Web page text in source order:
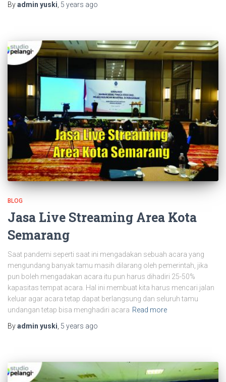
Byadmin yuski, 5 years ago
BLOG
Jasa Live Streaming Area Kota
Semarang
Saat pandemi seperti saat ini mengadakan sebuah acara yang
mengundang banyak tamu masih dilarang oleh pemerintah, jika
pun boleh mengadakan acara itu pun harus dihadiri 25-50%
kapasitas tempat acara. Hal ini membuat kita harus mencari jalan
keluar agar acara tetap dapat berlangsung dan seluruh tamu
undangan tetap bisa menghadiri acara Read more
Byadmin yuski 5 years ago